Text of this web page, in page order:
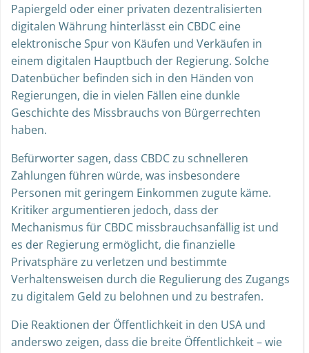
Papiergeld oder einer privaten dezentralisierten
digitalen Währung hinterlässt ein CBDC eine
elektronische Spur von Käufen und Verkäufen in
einem digitalen Hauptbuch der Regierung. Solche
Datenbücher befinden sich in den Händen von
Regierungen, die in vielen Fällen eine dunkle
Geschichte des Missbrauchs von Bürgerrechten
haben.
Befürworter sagen, dass CBDC zu schnelleren
Zahlungen führen würde, was insbesondere
Personen mit geringem Einkommen zugute käme.
Kritiker argumentieren jedoch, dass der
Mechanismus für CBDC missbrauchsanfällig ist und
es der Regierung ermöglicht, die finanzielle
Privatsphäre zu verletzen und bestimmte
Verhaltensweisen durch die Regulierung des Zugangs
zu digitalem Geld zu belohnen und zu bestrafen.
Die Reaktionen der Öffentlichkeit in den USA und
anderswo zeigen, dass die breite Öffentlichkeit – wie